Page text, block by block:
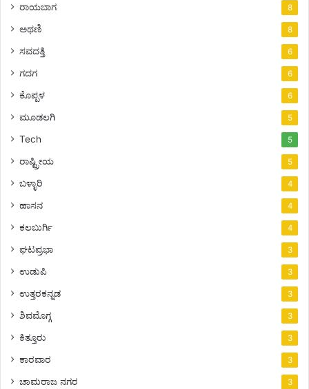
ರಾಯಬಾಗ 8
ಅಥಣಿ 8
ಸವದತ್ತಿ 6
ಗದಗ 6
ಕೊಪ್ಪಳ 6
ಮೂಡಲಗಿ 5
Tech 5
ರಾಷ್ಟ್ರೀಯ 5
ಬಳ್ಳಾರಿ 4
ಹಾಸನ 4
ಕಲಬುರ್ಗಿ 4
ಘಟಪ್ರಭಾ 3
ಉಡುಪಿ 3
ಉತ್ತರಕನ್ನಡ 3
ಶಿವಮೊಗ್ಗ 3
ಕಿತ್ತೂರು 3
ಕಾರವಾರ 3
ಚಾಮರಾಜ ನಗರ 3